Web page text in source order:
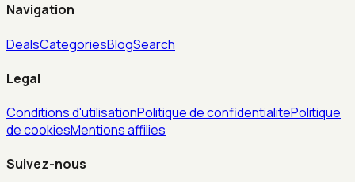
Navigation
DealsCategoriesBlogSearch
Legal
Conditions d'utilisationPolitique de confidentialitePolitique
de cookiesMentions affilies
Suivez-nous